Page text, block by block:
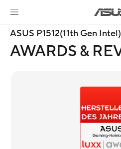
ASUS P1512(11th Gen Intel)